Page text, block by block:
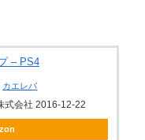
– PS4
カエレバ
式会社 2016-12-22